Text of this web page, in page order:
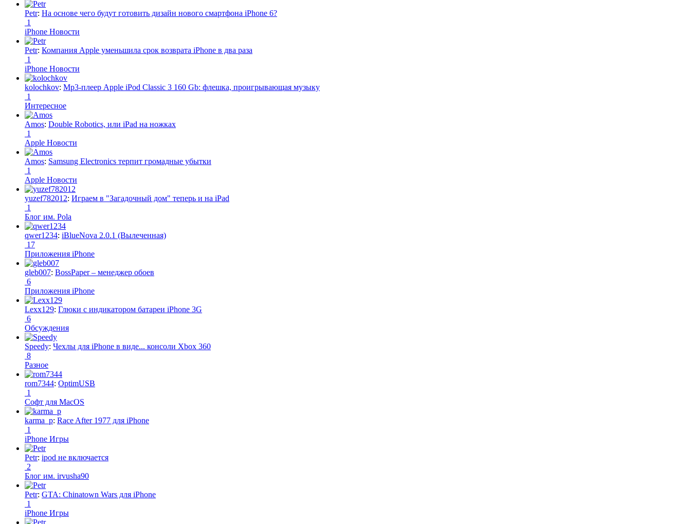
Petr: На основе чего будут готовить дизайн нового смартфона iPhone 6?
1
iPhone Новости
Petr: Компания Apple уменьшила срок возврата iPhone в два раза
1
iPhone Новости
kolochkov: Mp3-плеер Apple iPod Classic 3 160 Gb: флешка, проигрывающая музыку
1
Интересное
Amos: Double Robotics, или iPad на ножках
1
Apple Новости
Amos: Samsung Electronics терпит громадные убытки
1
Apple Новости
yuzef782012: Играем в "Загадочный дом" теперь и на iPad
1
Блог им. Pola
qwer1234: iBlueNova 2.0.1 (Вылеченная)
17
Приложения iPhone
gleb007: BossPaper – менеджер обоев
6
Приложения iPhone
Lexx129: Глюки с индикатором батареи iPhone 3G
6
Обсуждения
Speedy: Чехлы для iPhone в виде... консоли Xbox 360
8
Разное
rom7344: OptimUSB
1
Софт для MacOS
karma_p: Race After 1977 для iPhone
1
iPhone Игры
Petr: ipod не включается
2
Блог им. irvusha90
Petr: GTA: Chinatown Wars для iPhone
1
iPhone Игры